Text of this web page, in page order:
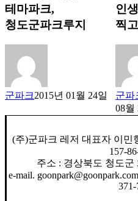
테마파크,
청도군파크루지
군파크2015년 01월 24일
인
찍고
군파
08월
(주)군파크 레저 대표자 이
157-
주소 : 경상북도 청도군
e-mail.
371-